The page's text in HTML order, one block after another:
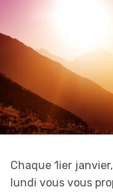
Chaque 1ier
lundi vous vous